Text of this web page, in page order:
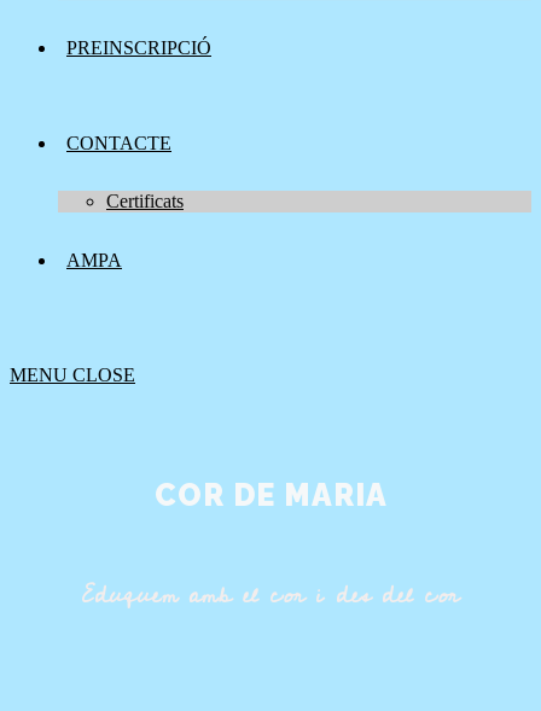
PREINSCRIPCIÓ
CONTACTE
Certificats
AMPA
MENU CLOSE
COR DE MARIA
Eduquem amb el cor i des del cor